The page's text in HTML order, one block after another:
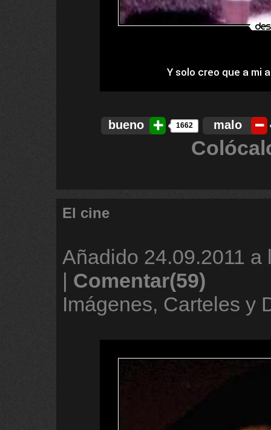
bueno 1662 malo
El cine
Añadido 24.09.2011 a
| Comentar(59)
Imágenes, Carteles y